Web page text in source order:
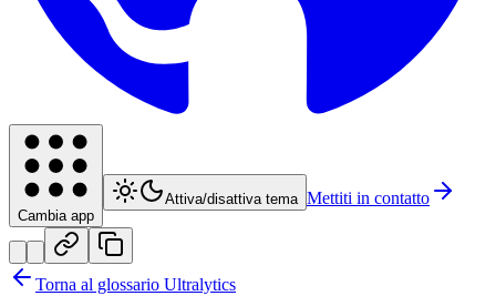
Cambia app
Attiva/disattiva tema Mettiti in contatto
Torna al glossario Ultralytics